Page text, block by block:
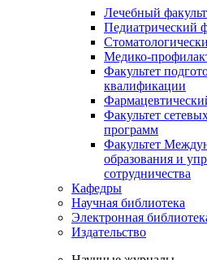
Лечебный
Педиатрический
Медико-
Факультет
квалификации
Факультет
программ
Факультет
образования и
сотрудничества
Кафедры
Научная библиотека
Электронная
Издательство